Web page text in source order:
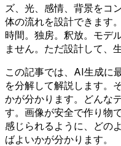
ズ、光、感情、背景をコ
体の流れを設計できます
時間。独房。釈放。モデ
ません。ただ設計して、
この記事では、AI生成に
を分解して解説します。
かが分かります。どんな
す。画像が安全で作り物
感じられるように、どの
ばよいかが分かります。